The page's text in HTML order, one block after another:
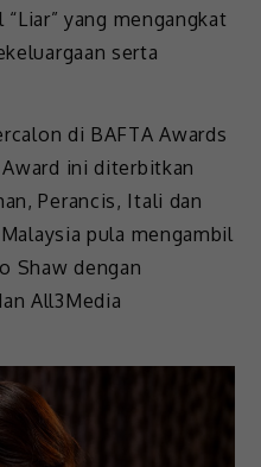
yang mengangkat
serta
di BAFTA Awards
ini diterbitkan
Perancis, Itali dan
pula mengambil
Shaw dengan
All3Media